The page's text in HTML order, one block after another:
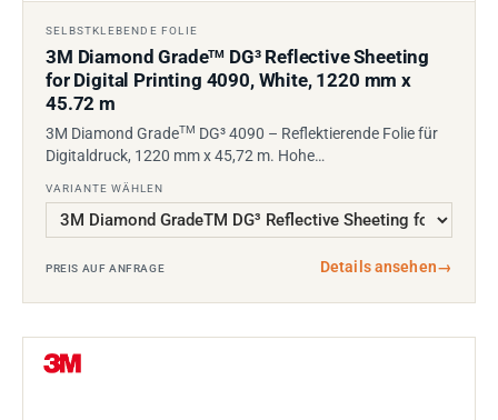
SELBSTKLEBENDE FOLIE
3M Diamond GradeTM DG³ Reflective Sheeting
for Digital Printing 4090, White, 1220 mm x
45.72 m
3M Diamond GradeTM DG³ 4090 – Reflektierende Folie für
Digitaldruck, 1220 mm x 45,72 m. Hohe…
VARIANTE WÄHLEN
PREIS AUF ANFRAGE Details ansehen→